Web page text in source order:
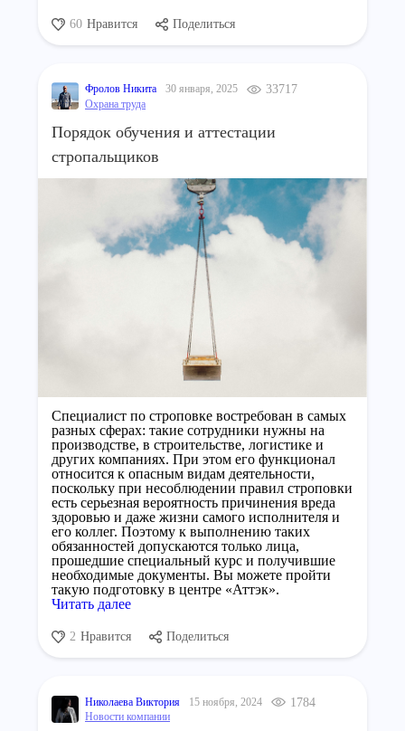
60 Нравится Поделиться
Фролов Никита 30 января, 2025 33717
Охрана труда
Порядок обучения и аттестации
стропальщиков
Специалист по строповке востребован в самых
разных сферах: такие сотрудники нужны на
производстве, в строительстве, логистике и
других компаниях. При этом его функционал
относится к опасным видам деятельности,
поскольку при несоблюдении правил строповки
есть серьезная вероятность причинения вреда
здоровью и даже жизни самого исполнителя и
его коллег. Поэтому к выполнению таких
обязанностей допускаются только лица,
прошедшие специальный курс и получившие
необходимые документы. Вы можете пройти
такую подготовку в центре «Аттэк».
Читать далее
2 Нравится Поделиться
Николаева Виктория 15 ноября, 2024 1784
Новости компании